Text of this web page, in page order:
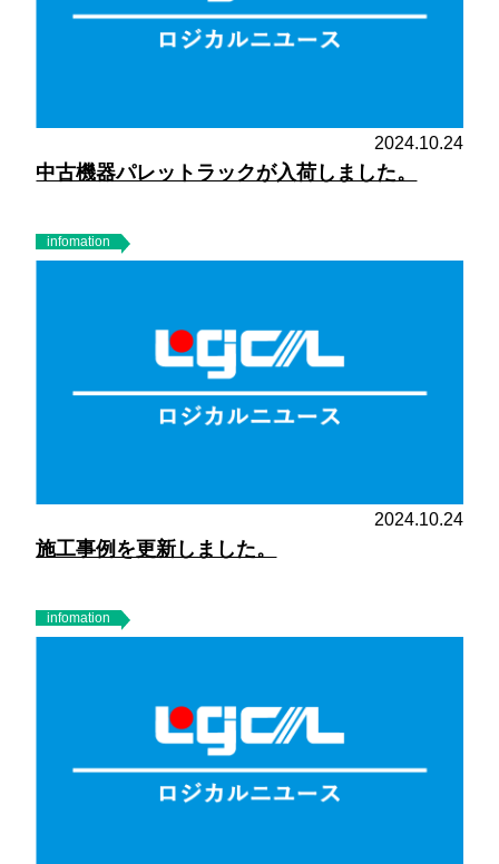
2024.10.24
中古機器パレットラックが入荷しました。
infomation
2024.10.24
施工事例を更新しました。
infomation